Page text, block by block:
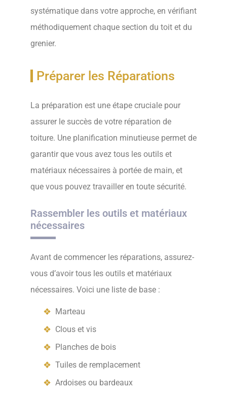
systématique dans votre approche, en vérifiant
méthodiquement chaque section du toit et du
grenier.
Préparer les Réparations
La préparation est une étape cruciale pour
assurer le succès de votre réparation de
toiture. Une planification minutieuse permet de
garantir que vous avez tous les outils et
matériaux nécessaires à portée de main, et
que vous pouvez travailler en toute sécurité.
Rassembler les outils et matériaux
nécessaires
Avant de commencer les réparations, assurez-
vous d’avoir tous les outils et matériaux
nécessaires. Voici une liste de base :
Marteau
Clous et vis
Planches de bois
Tuiles de remplacement
Ardoises ou bardeaux